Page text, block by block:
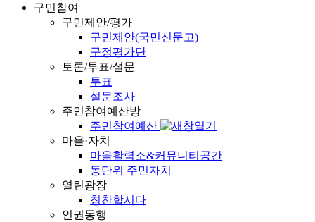
구민참여
구민제안/평가
구민제안(국민신문고)
구정평가단
토론/투표/설문
투표
설문조사
주민참여예산방
주민참여예산
마을·자치
마을활력소&커뮤니티공간
동단위 주민자치
열린광장
칭찬합시다
인권동행